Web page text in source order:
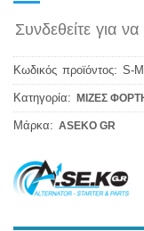
Συνδεθείτε για να
Κωδικός προϊόντος: S-
Κατηγορία: ΜΙΖΕΣ
Μάρκα: ASEKO GR